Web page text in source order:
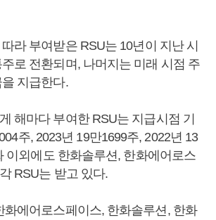
라 부여받은 RSU는 10년이 지난 시
로 전환되며, 나머지는 미래 시점 주
지급한다.
해마다 부여한 RSU는 지급시점 기
주, 2023년 19만1699주, 2022년 13
이외에도 한화솔루션, 한화에어로스
RSU는 받고 있다.
화에어로스페이스, 한화솔루션, 한화